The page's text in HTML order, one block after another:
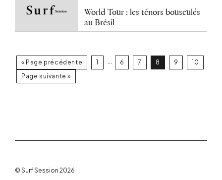
World Tour : les ténors bousculés
au Brésil
« Page précédente 1 6 7 8 9
10
Page suivante »
© Surf Session 2026